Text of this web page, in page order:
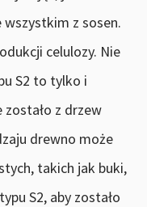
z sosen.
celulozy. Nie
S2 to tylko i
zostało z drzew
drewno może
takich jak buki,
S2, aby zostało